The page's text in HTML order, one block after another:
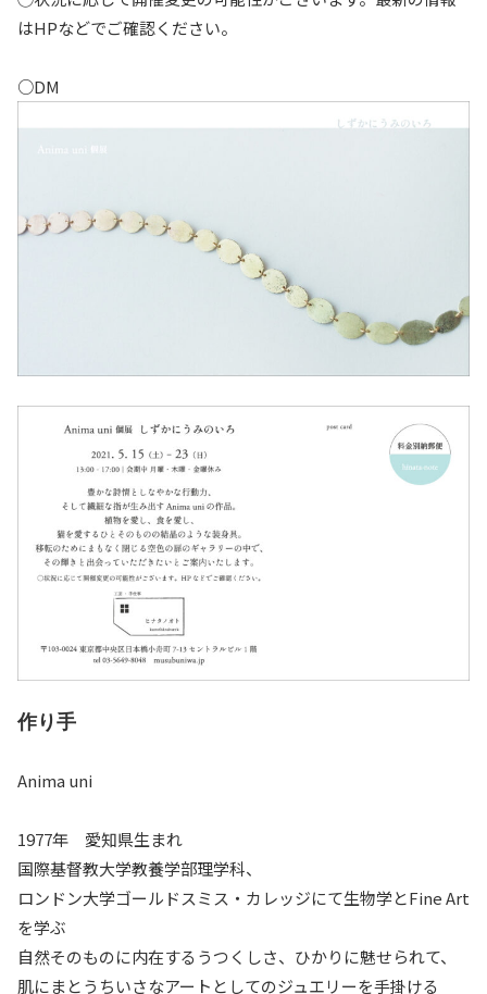
はHPなどでご確認ください。
○DM
作り手
Anima uni
1977年 愛知県生まれ
国際基督教大学教養学部理学科、
ロンドン大学ゴールドスミス・カレッジにて生物学とFine Art
を学ぶ
自然そのものに内在するうつくしさ、ひかりに魅せられて、
肌にまとうちいさなアートとしてのジュエリーを手掛ける